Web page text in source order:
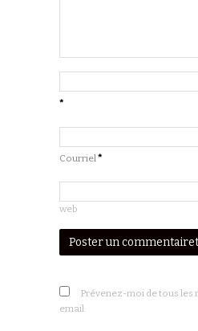
*
Courriel*
web
Prévenez-moi de tous les
email.